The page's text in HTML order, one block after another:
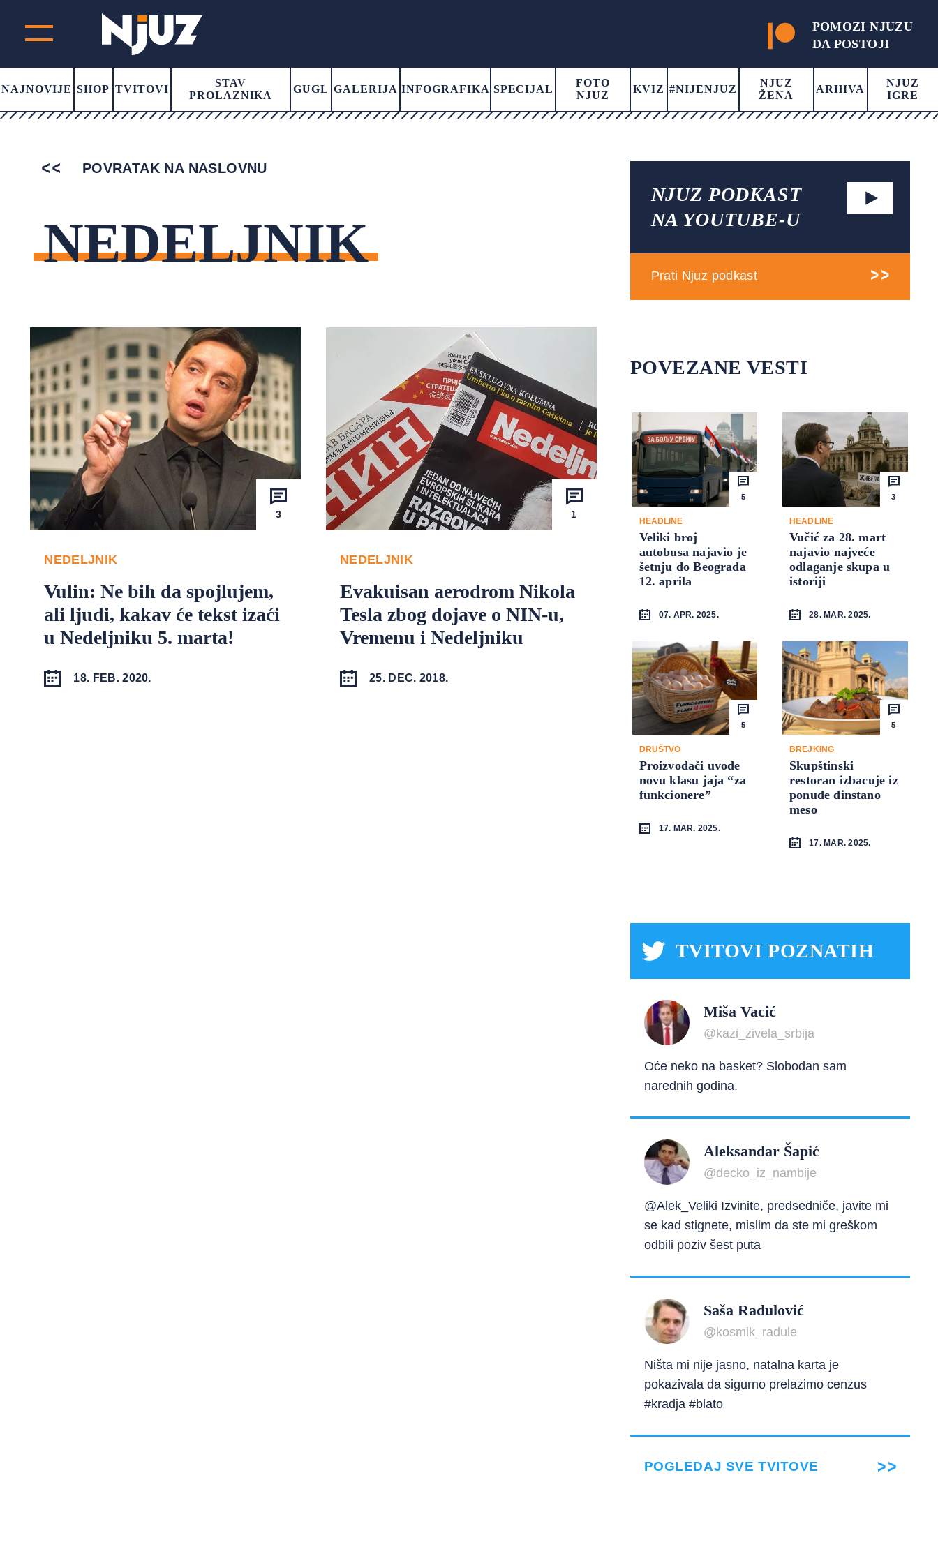
POMOZI NJUZU
DA POSTOJI
NAJNOVIJE SHOP TVITOVI
STAV
PROLAZNIKA
GUGL GALERIJA INFOGRAFIKA SPECIJAL
FOTO
NJUZ
KVIZ #NIJENJUZ
NJUZ
ŽENA
ARHIVA
NJUZ
IGRE
POVRATAK NA NASLOVNU
NEDELJNIK
3
NEDELJNIK
Vulin: Ne bih da spojlujem,
ali ljudi, kakav će tekst izaći
u Nedeljniku 5. marta!
18. FEB. 2020.
1
NEDELJNIK
Evakuisan aerodrom Nikola
Tesla zbog dojave o NIN-u,
Vremenu i Nedeljniku
25. DEC. 2018.
NJUZ PODKAST
NA YOUTUBE-U
Prati Njuz podkast
POVEZANE VESTI
5
HEADLINE
Veliki broj
autobusa najavio je
šetnju do Beograda
12. aprila
07. APR. 2025.
3
HEADLINE
Vučić za 28. mart
najavio najveće
odlaganje skupa u
istoriji
28. MAR. 2025.
5
DRUŠTVO
Proizvođači uvode
novu klasu jaja “za
funkcionere”
17. MAR. 2025.
5
BREJKING
Skupštinski
restoran izbacuje iz
ponude dinstano
meso
17. MAR. 2025.
TVITOVI POZNATIH
Miša Vacić
@kazi_zivela_srbija
Oće neko na basket? Slobodan sam
narednih godina.
Aleksandar Šapić
@decko_iz_nambije
@Alek_Veliki Izvinite, predsedniče, javite mi
se kad stignete, mislim da ste mi greškom
odbili poziv šest puta
Saša Radulović
@kosmik_radule
Ništa mi nije jasno, natalna karta je
pokazivala da sigurno prelazimo cenzus
#kradja #blato
POGLEDAJ SVE TVITOVE